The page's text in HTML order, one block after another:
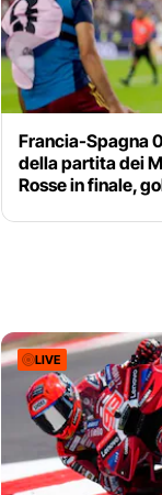
Francia-Spagna
della partita dei
Rosse in finale,
LIVE